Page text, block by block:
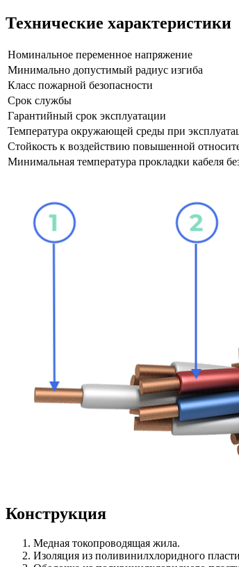
Технические характеристики
Номинальное переменное напряжение
Минимально допустимый радиус изгиба
Класс пожарной безопасности
Срок службы
Гарантийный срок эксплуатации
Температура окружающей среды при
Стойкость к воздействию повышенной
Минимальная температура прокладки кабеля
Конструкция
Медная токопроводящая жила.
Изоляция из поливинилхлоридного